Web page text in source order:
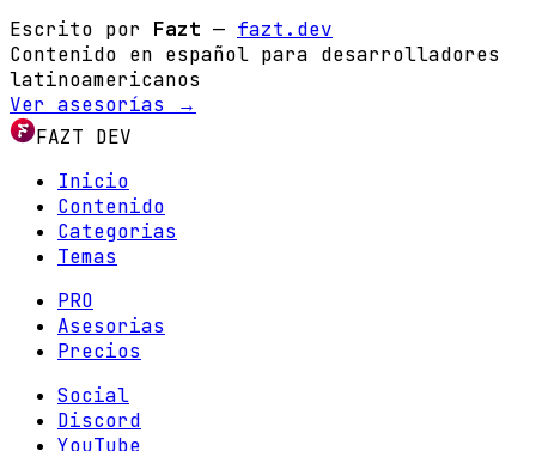
Escrito por Fazt — fazt.dev
Contenido en español para desarrolladores
latinoamericanos
Ver asesorías →
FAZT DEV
Inicio
Contenido
Categorias
Temas
PRO
Asesorias
Precios
Social
Discord
YouTube